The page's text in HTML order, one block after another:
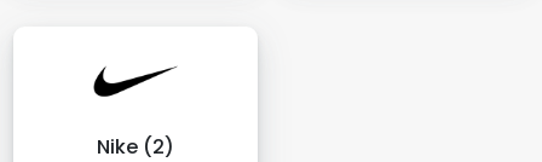
Nike (2)